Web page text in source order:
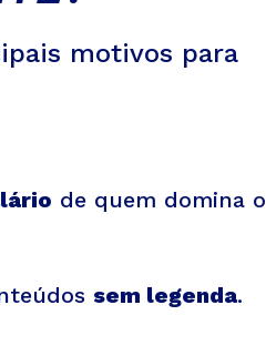
motivos para
de quem domina o
sem legenda.